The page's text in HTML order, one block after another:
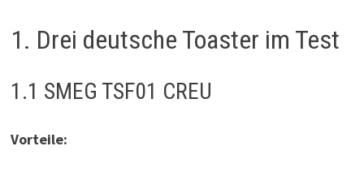
1. Drei deutsche Toaster im Test
1.1 SMEG TSF01 CREU
Vorteile: